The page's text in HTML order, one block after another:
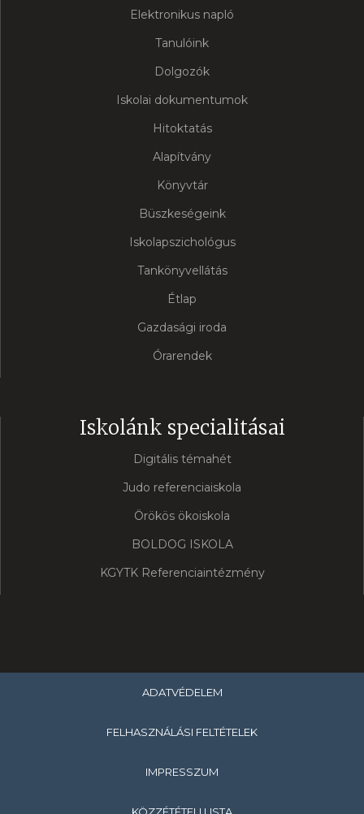
Elektronikus napló
Tanulóink
Dolgozók
Iskolai dokumentumok
Hitoktatás
Alapítvány
Könyvtár
Büszkeségeink
Iskolapszichológus
Tankönyvellátás
Étlap
Gazdasági iroda
Órarendek
Iskolánk specialitásai
Digitális témahét
Judo referenciaiskola
Örökös ökoiskola
BOLDOG ISKOLA
KGYTK Referenciaintézmény
ADATVÉDELEM
FELHASZNÁLÁSI FELTÉTELEK
IMPRESSZUM